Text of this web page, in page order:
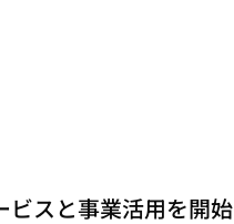
ビスと事業活用を開始